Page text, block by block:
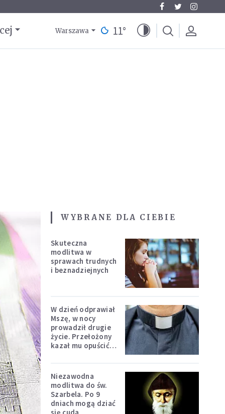
Warszawa 11°
WYBRANE DLA CIEBIE
Skuteczna
modlitwa w
sprawach trudnych
i beznadziejnych
W dzień odprawiał
Mszę, w nocy
prowadził drugie
życie. Przełożony
kazał mu opuścić
Niezawodna
modlitwa do św.
Szarbela. Po 9
dniach mogą dziać
się cuda